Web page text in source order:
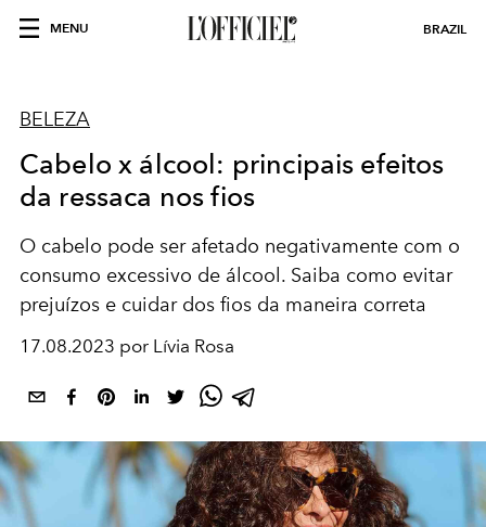
MENU BRAZIL
BELEZA
Cabelo x álcool: principais efeitos
da ressaca nos fios
O cabelo pode ser afetado negativamente com o
consumo excessivo de álcool. Saiba como evitar
prejuízos e cuidar dos fios da maneira correta
17.08.2023 por Lívia Rosa